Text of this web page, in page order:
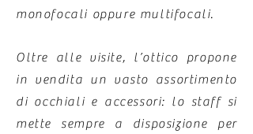
monofocali oppure multifocali.
Oltre alle visite, l’ottico propone
in vendita un vasto assortimento
di occhiali e accessori: lo staff si
mette sempre a disposizione per